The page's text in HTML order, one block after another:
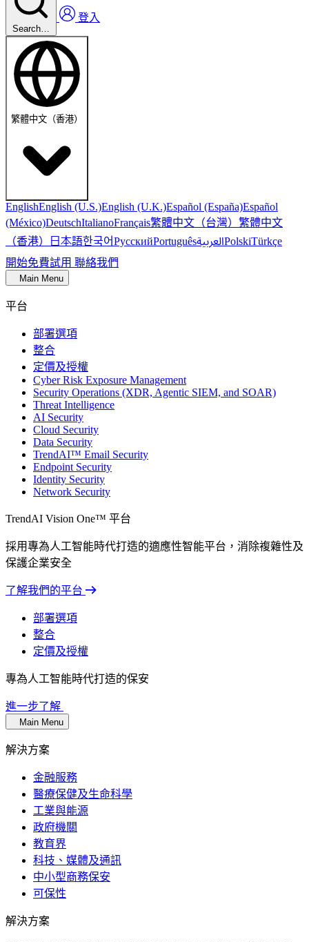
Search…
登入
繁體中文（香港）
EnglishEnglish (U.S.)English (U.K.)Español (España)Español
(México)DeutschItalianoFrançais繁體中文（台灣） 繁體中文
（香港） 日本語한국어РусскийPortuguêsالعربيةPolskiTürkçe
開始免費試用 聯絡我們
Main Menu
平台
部署選項
整合
定價及授權
Cyber Risk Exposure Management
Security Operations (XDR, Agentic SIEM, and SOAR)
Threat Intelligence
AI Security
Cloud Security
Data Security
TrendAI™ Email Security
Endpoint Security
Identity Security
Network Security
TrendAI Vision One™ 平台
採用專為人工智能時代打造的適應性智能平台，消除複雜性及
保護企業安全
了解我們的平台
部署選項
整合
定價及授權
專為人工智能時代打造的保安
進一步了解
Main Menu
解決方案
金融服務
醫療保健及生命科學
工業與能源
政府機關
教育界
科技、媒體及通訊
中小型商務保安
可保性
解決方案